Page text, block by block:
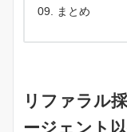
まとめ
リファラル